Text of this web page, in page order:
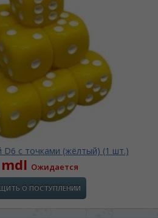
D6 с точками (жёлтый) (1 шт.)
Ожидается
О ПОСТУПЛЕНИИ